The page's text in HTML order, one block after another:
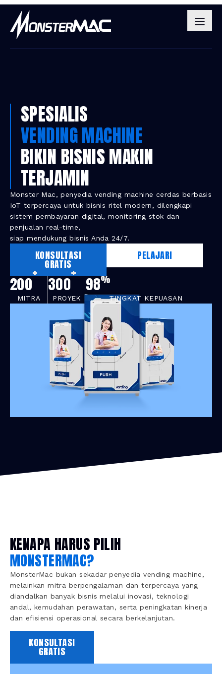
SPESIALIS
VENDING MACHINE
BIKIN BISNIS MAKIN
TERJAMIN
Monster Mac, penyedia vending machine cerdas berbasis
IoT terpercaya untuk bisnis ritel modern, dilengkapi
sistem pembayaran digital, monitoring stok dan
penjualan real-time,
siap mendukung bisnis Anda 24/7.
KONSULTASI
GRATIS
PELAJARI
200
+
MITRA
300
+
PROYEK
98%
TINGKAT KEPUASAN
KENAPA HARUS PILIH
MONSTERMAC?
MonsterMac bukan sekadar penyedia vending machine,
melainkan mitra berpengalaman dan terpercaya yang
diandalkan banyak bisnis melalui inovasi, teknologi
andal, kemudahan perawatan, serta peningkatan kinerja
dan efisiensi operasional secara berkelanjutan.
KONSULTASI
GRATIS